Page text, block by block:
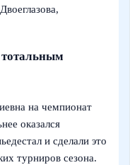
тотальным
на чемпионат
оказался
и сделали это
турниров сезона.